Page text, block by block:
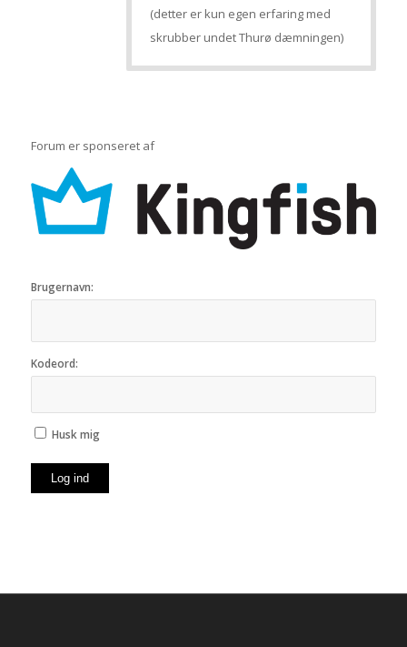
(detter er kun egen erfaring med
skrubber undet Thurø dæmningen)
Forum er sponseret af
Brugernavn:
Kodeord:
Husk mig
Log ind